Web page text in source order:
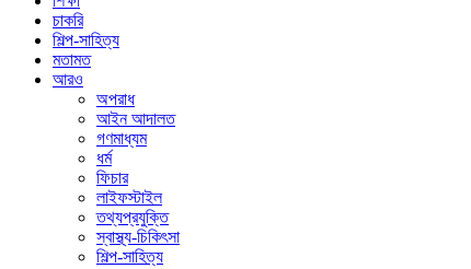
চাকরি
শিল্প-সাহিত্য
মতামত
আরও
অপরাধ
আইন আদালত
গণমাধ্যম
ধর্ম
ফিচার
লাইফস্টাইল
তথ্যপ্রযুক্তি
স্বাস্থ্য-চিকিৎসা
শিল্প-সাহিত্য